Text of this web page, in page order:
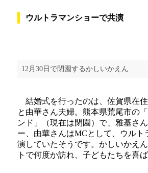
ウルトラマンショーで共演
12月30日で閉園するかしいかえん
結婚式を行ったのは、佐賀県在
と由華さん夫婦。熊本県荒尾市の
ンド」（現在は閉園）で、雅基さ
ー、由華さんはMCとして、ウルト
演していたそうです。かしいかえ
トで何度か訪れ、子どもたちを喜